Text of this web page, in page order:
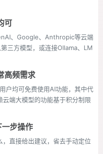
可
、Google、Anthropic等云端
三方模型，或连接Ollama、LM
高频需求
户均可免费使用AI功能，其中代
端大模型的功能基于积分制限
步操作
直接给出建议，省去手动定位